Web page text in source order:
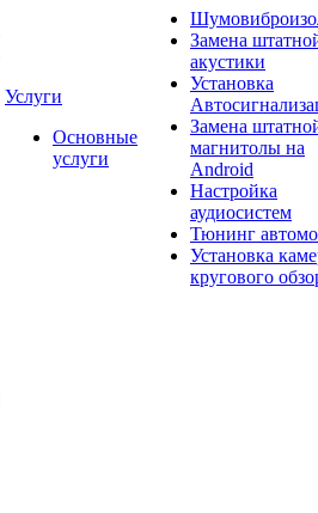
Услуги
Основные
услуги
Замена
акустики
Установка
Замена
магнитолы на
Android
Настройка
аудиосистем
Тюнинг
Установка
кругового